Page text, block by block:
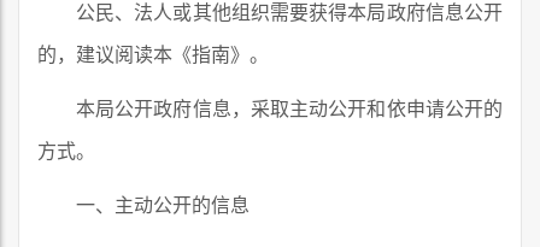
公民、法人或其他组织需要获得本局政府信息公开
的，建议阅读本《指南》。
本局公开政府信息，采取主动公开和依申请公开的
方式。
一、主动公开的信息